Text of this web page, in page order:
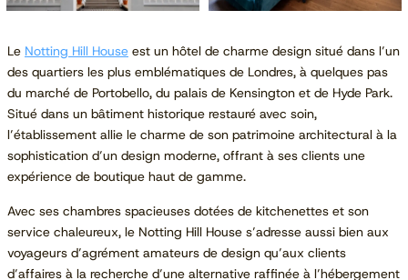
Le Notting Hill House est un hôtel de charme design situé dans l’un
des quartiers les plus emblématiques de Londres, à quelques pas
du marché de Portobello, du palais de Kensington et de Hyde Park.
Situé dans un bâtiment historique restauré avec soin,
l’établissement allie le charme de son patrimoine architectural à la
sophistication d’un design moderne, offrant à ses clients une
expérience de boutique haut de gamme.
Avec ses chambres spacieuses dotées de kitchenettes et son
service chaleureux, le Notting Hill House s’adresse aussi bien aux
voyageurs d’agrément amateurs de design qu’aux clients
d’affaires à la recherche d’une alternative raffinée à l’hébergement